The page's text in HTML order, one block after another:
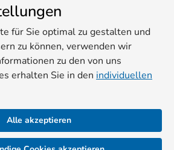
für Sie optimal zu gestalten und
zu können, verwenden wir
zu den von uns
erhalten Sie in den individuellen
Alle akzeptieren